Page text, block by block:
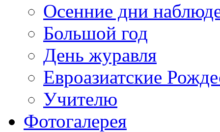
Осенние дни
Большой год
День журавля
Евроазиатские
Учителю
Фотогалерея